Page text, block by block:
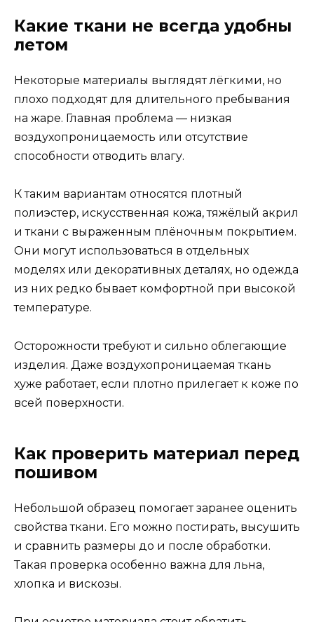
Какие ткани не всегда удобны
летом
Некоторые материалы выглядят лёгкими, но
плохо подходят для длительного пребывания
на жаре. Главная проблема — низкая
воздухопроницаемость или отсутствие
способности отводить влагу.
К таким вариантам относятся плотный
полиэстер, искусственная кожа, тяжёлый акрил
и ткани с выраженным плёночным покрытием.
Они могут использоваться в отдельных
моделях или декоративных деталях, но одежда
из них редко бывает комфортной при высокой
температуре.
Осторожности требуют и сильно облегающие
изделия. Даже воздухопроницаемая ткань
хуже работает, если плотно прилегает к коже по
всей поверхности.
Как проверить материал перед
пошивом
Небольшой образец помогает заранее оценить
свойства ткани. Его можно постирать, высушить
и сравнить размеры до и после обработки.
Такая проверка особенно важна для льна,
хлопка и вискозы.